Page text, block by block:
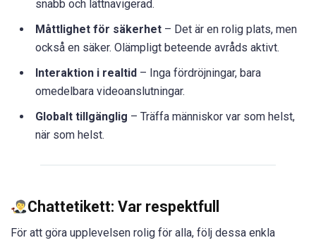
snabb och lättnavigerad.
Måttlighet för säkerhet – Det är en rolig plats, men
också en säker. Olämpligt beteende avråds aktivt.
Interaktion i realtid – Inga fördröjningar, bara
omedelbara videoanslutningar.
Globalt tillgänglig – Träffa människor var som helst,
när som helst.
Chattetikett: Var respektfull
För att göra upplevelsen rolig för alla, följ dessa enkla